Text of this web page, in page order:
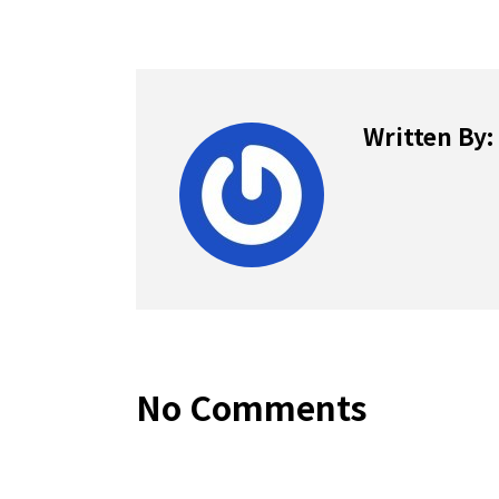
Written
No Comments